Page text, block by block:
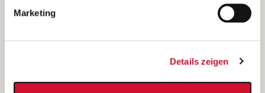
Marketing
Details zeigen
Bewerbung als Altenpflegehelfer*in